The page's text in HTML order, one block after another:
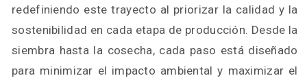
redefiniendo este trayecto al priorizar la calidad y la
sostenibilidad en cada etapa de producción. Desde la
siembra hasta la cosecha, cada paso está diseñado
para minimizar el impacto ambiental y maximizar el